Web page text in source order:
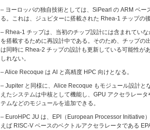
– ヨーロッパの独自技術としては、SiPearl の ARM ベー
る。これは、ジュピターに搭載された Rhea-1 チップの
– Rhea-1 チップは、当初のチップ設計には含まれてい
を搭載するために再設計中である。そのため、チップの
は同時に Rhea-2 チップの設計も更新している可能性が
しれない。
– Alice Recoque は AI と高精度 HPC 向けとなる。
– Jupiter と同様に、Alice Recoque もモジュール設計と
えたシステムは中核として機能し、GPU アクセラレー
テムなどのモジュールを追加できる。
– EuroHPC JU は、EPI（European Processor Initiative
えば RISC-V ベースのベクトルアクセラレータである